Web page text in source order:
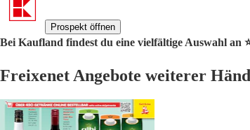
Prospekt öffnen
Bei Kaufland findest du eine vielfältige Auswahl an
Freixenet Angebote weiterer